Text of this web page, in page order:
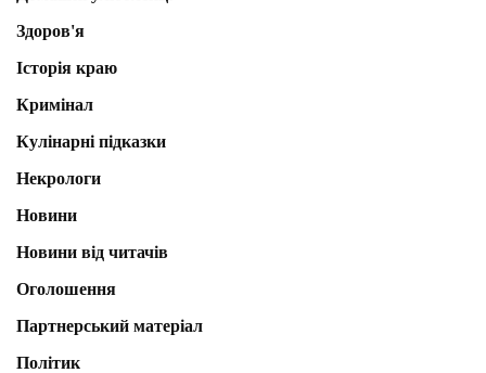
Здоров'я
Історія краю
Кримінал
Кулінарні підказки
Некрологи
Новини
Новини від читачів
Оголошення
Партнерський матеріал
Політик